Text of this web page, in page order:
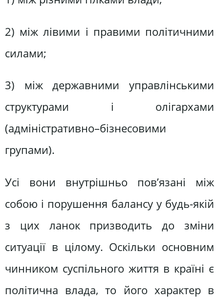
2) між лівими і правими політичними
силами;
3) між державними управлінськими
структурами і олігархами
(адміністративно–бізнесовими
групами).
Усі вони внутрішньо пов’язані між
собою і порушення балансу у будь-якій
з цих ланок призводить до зміни
ситуації в цілому. Оскільки основним
чинником суспільного життя в країні є
політична влада, то його характер в